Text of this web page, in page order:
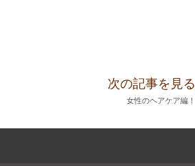
次の記事を見る
女性のヘアケア編！